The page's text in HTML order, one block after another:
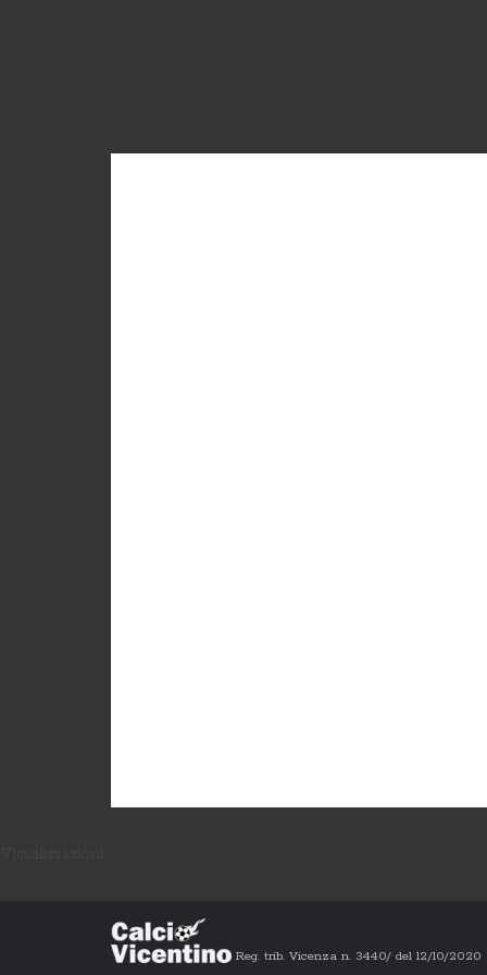
Reg. trib. Vicenza n. 3440/ del 12/10/2020